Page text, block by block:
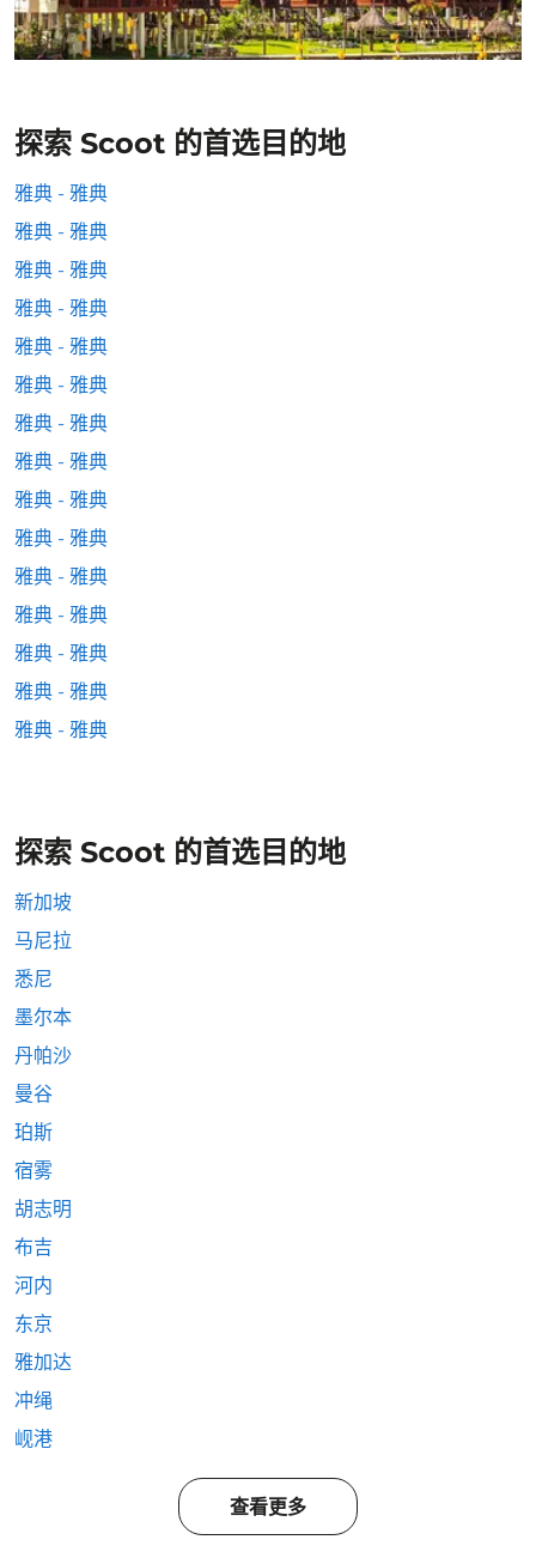
探索 Scoot 的首选目的地
雅典 - 雅典
雅典 - 雅典
雅典 - 雅典
雅典 - 雅典
雅典 - 雅典
雅典 - 雅典
雅典 - 雅典
雅典 - 雅典
雅典 - 雅典
雅典 - 雅典
雅典 - 雅典
雅典 - 雅典
雅典 - 雅典
雅典 - 雅典
雅典 - 雅典
探索 Scoot 的首选目的地
新加坡
马尼拉
悉尼
墨尔本
丹帕沙
曼谷
珀斯
宿雾
胡志明
布吉
河内
东京
雅加达
冲绳
岘港
查看更多